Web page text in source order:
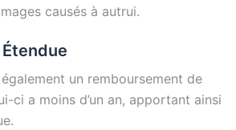
causés à autrui.
un remboursement de
ci a moins d’un an, apportant ainsi